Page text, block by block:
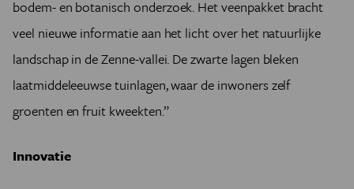
bodem- en botanisch onderzoek. Het veenpakket bracht
veel nieuwe informatie aan het licht over het natuurlijke
landschap in de Zenne-vallei. De zwarte lagen bleken
laatmiddeleeuwse tuinlagen, waar de inwoners zelf
groenten en fruit kweekten.”
Innovatie